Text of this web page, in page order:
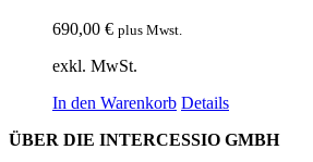
690,00 € plus Mwst.
exkl. MwSt.
In den Warenkorb Details
ÜBER DIE INTERCESSIO GMBH